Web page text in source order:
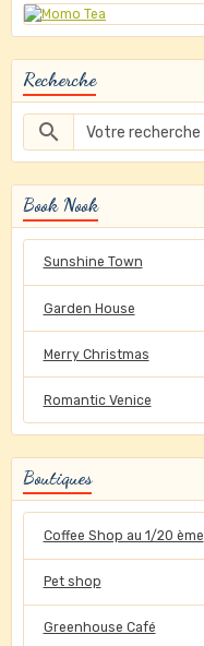
Recherche
Book Nook
Sunshine Town
Garden House
Merry Christmas
Romantic Venice
Boutiques
Coffee Shop au 1/20 ème
Pet shop
Greenhouse Café